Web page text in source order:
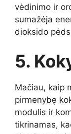
vėdinimo ir
sumažėja
dioksido
5.
Mačiau, kaip
pirmenybę
modulis ir
tikrinamas,